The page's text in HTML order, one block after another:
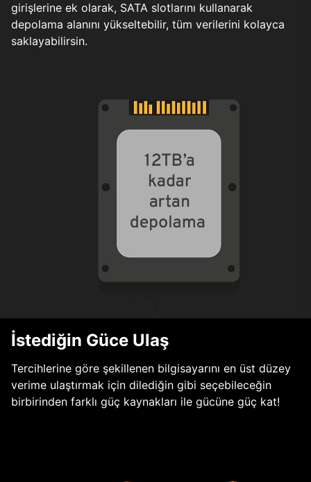
girişlerine ek olarak, SATA slotlarını kullanarak
depolama alanını yükseltebilir, tüm verilerini kolayca
saklayabilirsin.
İstediğin Güce Ulaş
Tercihlerine göre şekillenen bilgisayarını en üst düzey
verime ulaştırmak için dilediğin gibi seçebileceğin
birbirinden farklı güç kaynakları ile gücüne güç kat!